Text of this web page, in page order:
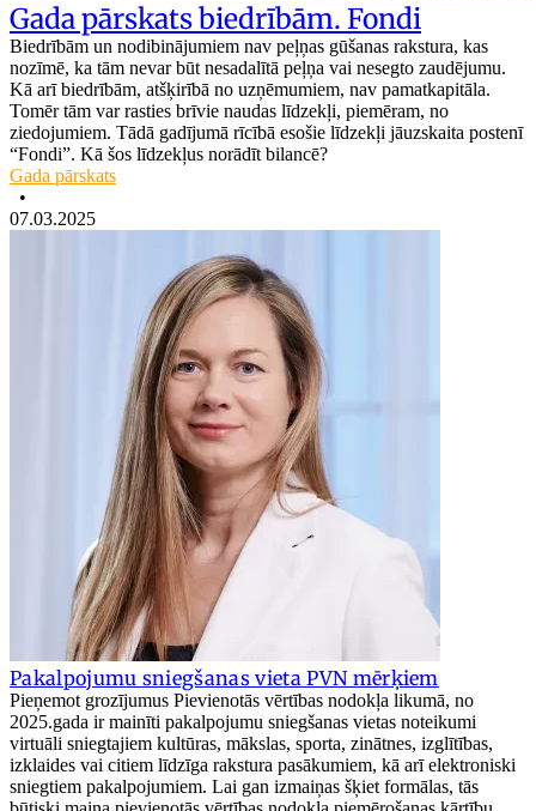
Gada pārskats biedrībām. Fondi
Biedrībām un nodibinājumiem nav peļņas gūšanas rakstura, kas
nozīmē, ka tām nevar būt nesadalītā peļņa vai nesegto zaudējumu.
Kā arī biedrībām, atšķirībā no uzņēmumiem, nav pamatkapitāla.
Tomēr tām var rasties brīvie naudas līdzekļi, piemēram, no
ziedojumiem. Tādā gadījumā rīcībā esošie līdzekļi jāuzskaita postenī
“Fondi”. Kā šos līdzekļus norādīt bilancē?
Gada pārskats
•
07.03.2025
Pakalpojumu sniegšanas vieta PVN mērķiem
Pieņemot grozījumus Pievienotās vērtības nodokļa likumā, no
2025.gada ir mainīti pakalpojumu sniegšanas vietas noteikumi
virtuāli sniegtajiem kultūras, mākslas, sporta, zinātnes, izglītības,
izklaides vai citiem līdzīga rakstura pasākumiem, kā arī elektroniski
sniegtiem pakalpojumiem. Lai gan izmaiņas šķiet formālas, tās